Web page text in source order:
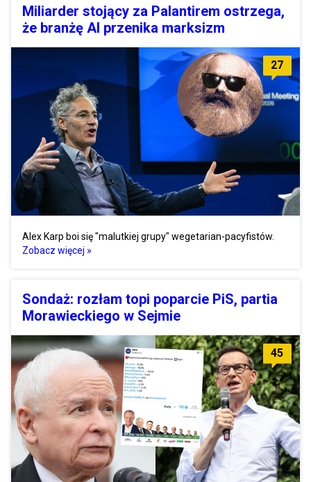
Miliarder stojący za Palantirem ostrzega,
że branżę AI przenika marksizm
27
Alex Karp boi się "malutkiej grupy" wegetarian-pacyfistów.
Zobacz więcej »
Sondaż: rozłam topi poparcie PiS, partia
Morawieckiego w Sejmie
45